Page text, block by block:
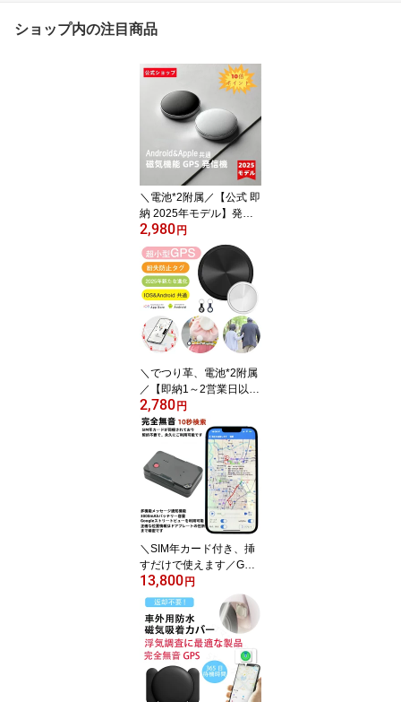
ショップ内の注目商品
＼電池*2附属／【公式 即
納 2025年モデル】発信
機 GPS Android&Apple
共通 月額不要 gps 子供
老人 gps 浮気調査 gps 小
型 紛失防止タグ 履歴照
会 バイク自転車 リアル
タイム 迷子防止 猫 犬 子
供を見守り 高齢 見守り
防災グッズ 地震対策 避
2,980円
＼でつり革、電池*2附属
／【即納1～2営業日以内
発送】Apple&Android共
通 月額不要 老人 gps 子
供 gps 浮気調査 gps 小型
gps キーホルダー バイク
自転車 リアルタイム 防
災用品 迷子防止 猫 犬 防
災 gps 小型 旅行 子供を
見守り 高齢 見守り 防災
グッズ 地震対策 避難支
援
2,780円
＼SIM年カード付き、挿
すだけで使えます／GPS
発信機 GPS 追跡 リアル
タイム測位 超小型GPS
浮気調査・盗難対策 位置
検索 3000mAh内蔵バッ
テリー 完全無音 10秒検
索 Google ストリートビ
ュー契約不要 返却不要
自動追跡 車載 トラッカ
13,800円